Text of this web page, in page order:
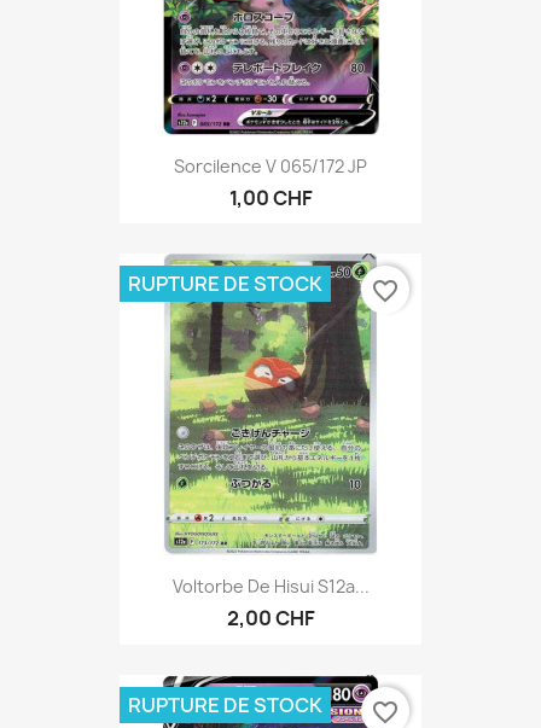
Sorcilence V 065/172 JP
1,00 CHF
Voltorbe De Hisui S12a...
2,00 CHF
RUPTURE DE STOCK favorite_border
RUPTURE DE STOCK favorite_border